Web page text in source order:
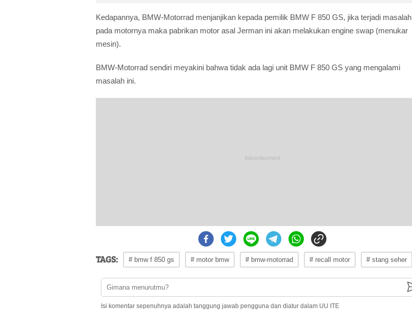
Kedapannya, BMW-Motorrad menjanjikan kepada pemilik BMW F 850 GS, jika terjadi masalah
pada motornya maka pabrikan motor asal Jerman ini akan melakukan engine swap (menukar
mesin).
BMW-Motorrad sendiri meyakini bahwa tidak ada lagi unit BMW F 850 GS yang mengalami
masalah ini.
TAGS: # bmw f 850 gs # motor bmw # bmw-motorrad # recall motor # stang seher
Isi komentar sepenuhnya adalah tanggung jawab pengguna dan diatur dalam UU ITE